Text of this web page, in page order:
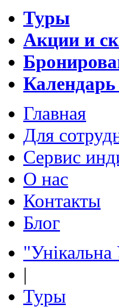
Туры
Акции и
Календарь
Главная
Для
Сервис
О нас
Контакты
Блог
"Унікальна
|
Туры